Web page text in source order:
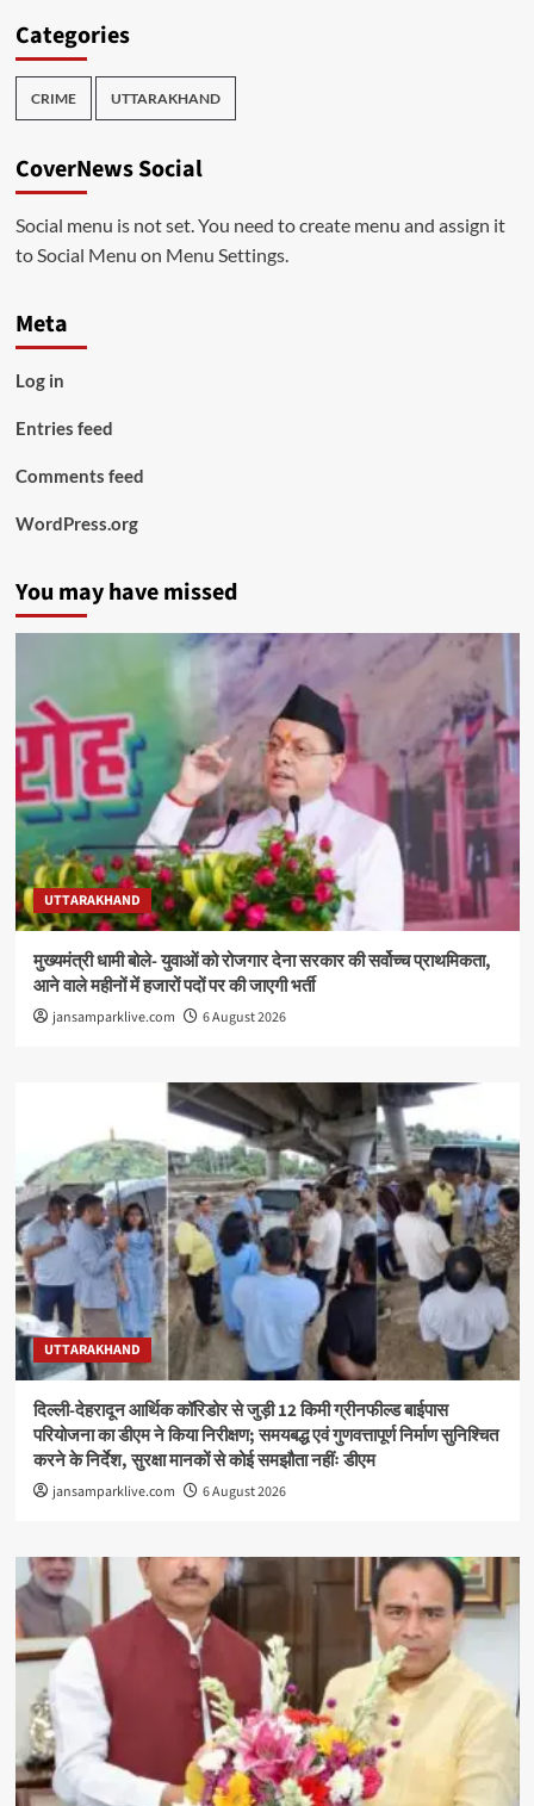
Categories
CRIME UTTARAKHAND
CoverNews Social
Social menu is not set. You need to create menu and assign it
to Social Menu on Menu Settings.
Meta
Log in
Entries feed
Comments feed
WordPress.org
You may have missed
UTTARAKHAND
मुख्यमंत्री धामी बोले- युवाओं को रोजगार देना सरकार की सर्वोच्च प्राथमिकता,
आने वाले महीनों में हजारों पदों पर की जाएगी भर्ती
jansamparklive.com 6 August 2026
UTTARAKHAND
दिल्ली-देहरादून आर्थिक कॉरिडोर से जुड़ी 12 किमी ग्रीनफील्ड बाईपास
परियोजना का डीएम ने किया निरीक्षण; समयबद्ध एवं गुणवत्तापूर्ण निर्माण सुनिश्चित
करने के निर्देश, सुरक्षा मानकों से कोई समझौता नहींः डीएम
jansamparklive.com 6 August 2026